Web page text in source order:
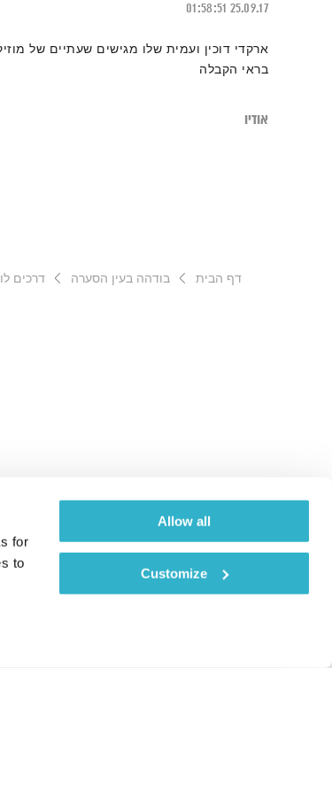
for
to
Allow all
Customize
25.09.17
01:58:51
ארקדי דוכין ועמית שלו מגישים שעתיים של
בראי הקבלה
אודיו
דף הבית בודהה בעין הסערה דרכים